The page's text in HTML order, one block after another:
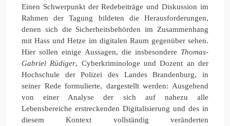
Einen Schwerpunkt der Redebeiträge und Diskussion im
Rahmen der Tagung bildeten die Herausforderungen,
denen sich die Sicherheitsbehörden im Zusammenhang
mit Hass und Hetze im digitalen Raum gegenüber sehen.
Hier sollen einige Aussagen, die insbesondere Thomas-
Gabriel Rüdiger, Cyberkriminologe und Dozent an der
Hochschule der Polizei des Landes Brandenburg, in
seiner Rede formulierte, dargestellt werden: Ausgehend
von einer Analyse der sich auf nahezu alle
Lebensbereiche erstreckenden Digitalisierung und des in
diesem Kontext vollständig veränderten